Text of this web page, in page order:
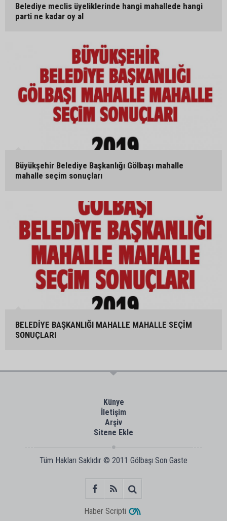
Belediye meclis üyeliklerinde hangi mahallede hangi
parti ne kadar oy al
Büyükşehir Belediye Başkanlığı Gölbaşı mahalle
mahalle seçim sonuçları
BELEDİYE BAŞKANLIĞI MAHALLE MAHALLE SEÇİM
SONUÇLARI
Künye
İletişim
Arşiv
Sitene Ekle
Tüm Hakları Saklıdır © 2011 Gölbaşı Son Gaste
Haber Scripti